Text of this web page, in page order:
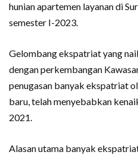
hunian apartemen layanan di
semester I-2023.
Gelombang ekspatriat yang
dengan perkembangan
penugasan banyak ekspatriat
baru, telah menyebabkan
2021.
Alasan utama banyak